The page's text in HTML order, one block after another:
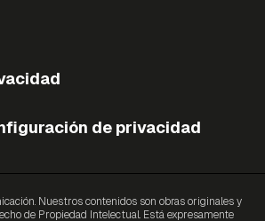
de privacidad
Nuestros contenidos son obras originales y
de Propiedad Intelectual. Está expresamente